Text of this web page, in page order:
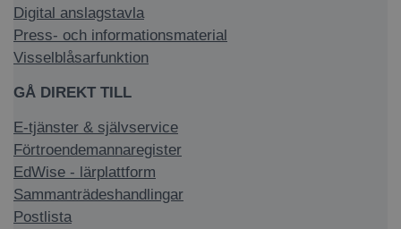
Digital anslagstavla
Press- och informationsmaterial
Visselblåsarfunktion
GÅ DIREKT TILL
E-tjänster & självservice
Förtroendemannaregister
EdWise - lärplattform
Sammanträdeshandlingar
Postlista